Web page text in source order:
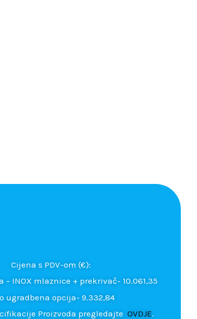
Cijena s PDV-om (€):
– INOX mlaznice + prekrivač- 10.061,35
ugradbena opcija- 9.332,84
Proizvoda pregledajte OVDJE.